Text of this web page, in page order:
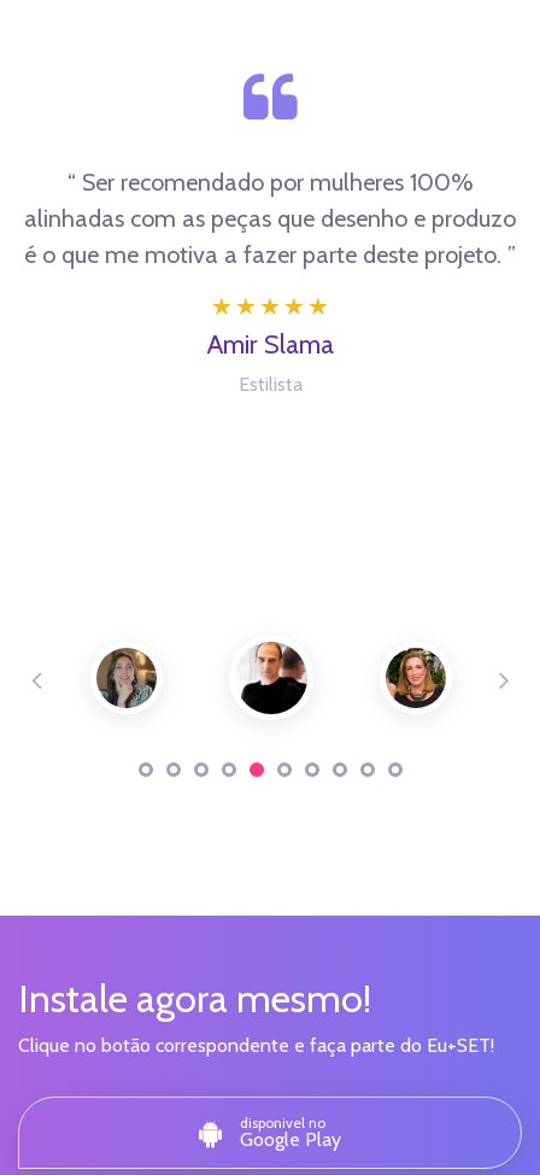
“ Ser recomendado por mulheres 100%
alinhadas com as peças que desenho e produzo
é o que me motiva a fazer parte deste projeto. ”
Amir Slama
Estilista
“ A participação no coletivo Eu+SET me
proporcionou a troca com mulheres, como eu,
com mais de 50 e com isso, compartilhar tudo
que essa fase muda na nossa vida. ”
Kiki Gouveia
Instale agora mesmo!
Clique no botão correspondente e faça parte do Eu+SET!
disponivel no
Google Play